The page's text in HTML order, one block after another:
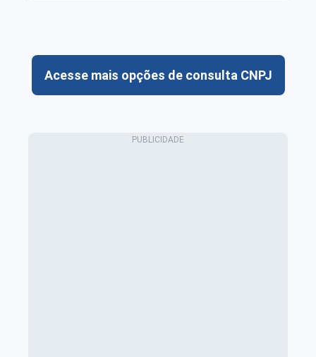
Acesse mais opções de consulta CNPJ